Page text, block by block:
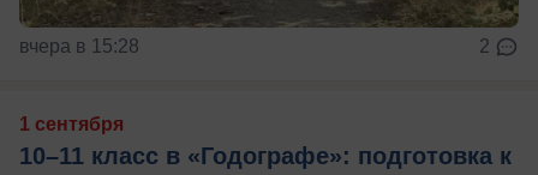
вчера в 15:28 2
1 сентября
10–11 класс в «Годографе»: подготовка к